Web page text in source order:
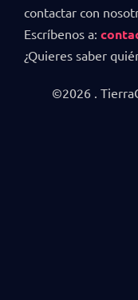
contactar con
Escríbenos a:
¿Quieres saber
©2026 .